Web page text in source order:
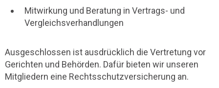
Mitwirkung und Beratung in Vertrags- und
Vergleichsverhandlungen
Ausgeschlossen ist ausdrücklich die Vertretung vor
Gerichten und Behörden. Dafür bieten wir unseren
Mitgliedern eine Rechtsschutzversicherung an.